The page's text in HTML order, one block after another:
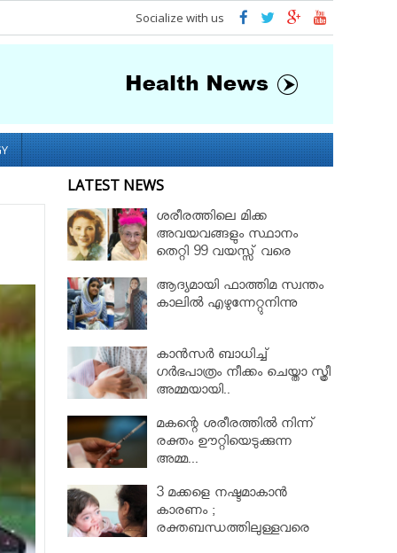
Socialize with us
LATEST NEWS
ശരീരത്തിലെ മിക്ക
അവയവങ്ങളും സ്ഥാനം
തെറ്റി 99 വയസ്സ് വരെ
ആദ്യമായി ഫാത്തിമ സ്വന്തം
കാലില്‍ എഴുന്നേറ്റുനിന്നു
കാൻസർ ബാധിച്ച്
ഗർഭപാത്രം നീക്കം ചെയ്താ സ്ത്രീ
അമ്മയായി..
മകന്റെ ശരീരത്തില്‍ നിന്ന്
രക്തം ഊറ്റിയെടുക്കുന്ന
അമ്മ...
3 മക്കളെ നഷ്ടമാകാൻ
കാരണം ;
രക്തബന്ധത്തിലുള്ളവരെ